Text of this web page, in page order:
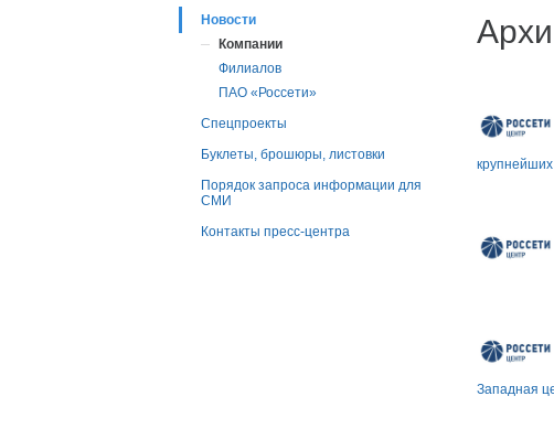
Новости
Компании
Филиалов
ПАО «Россети»
Спецпроекты
Буклеты, брошюры, листовки
Порядок запроса информации для
СМИ
Контакты пресс-центра
Западная